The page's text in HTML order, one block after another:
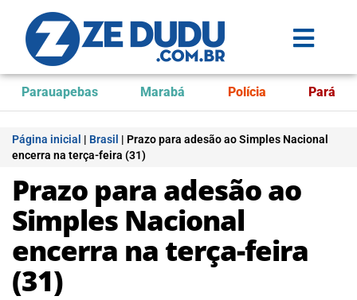
Parauapebas Marabá Polícia Pará
Página inicial | Brasil | Prazo para adesão ao Simples Nacional
encerra na terça-feira (31)
Prazo para adesão ao
Simples Nacional
encerra na terça-feira
(31)